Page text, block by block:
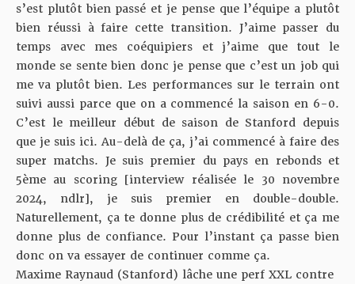
s’est plutôt bien passé et je pense que l’équipe a plutôt
bien réussi à faire cette transition. J’aime passer du
temps avec mes coéquipiers et j’aime que tout le
monde se sente bien donc je pense que c’est un job qui
me va plutôt bien. Les performances sur le terrain ont
suivi aussi parce que on a commencé la saison en 6-0.
C’est le meilleur début de saison de Stanford depuis
que je suis ici. Au-delà de ça, j’ai commencé à faire des
super matchs. Je suis premier du pays en rebonds et
5ème au scoring [interview réalisée le 30 novembre
2024, ndlr], je suis premier en double-double.
Naturellement, ça te donne plus de crédibilité et ça me
donne plus de confiance. Pour l’instant ça passe bien
donc on va essayer de continuer comme ça.
Maxime Raynaud (Stanford) lâche une perf XXL contre